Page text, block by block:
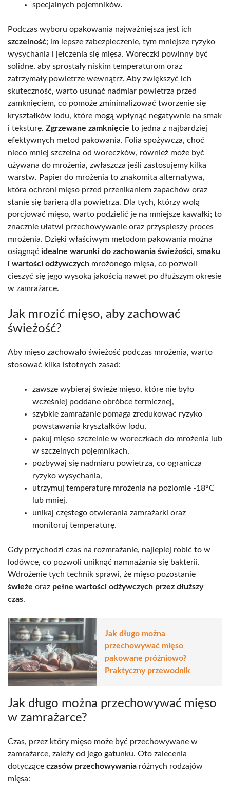
specjalnych pojemników.
Podczas wyboru opakowania najważniejsza jest ich
szczelność; im lepsze zabezpieczenie, tym mniejsze ryzyko
wysychania i jełczenia się mięsa. Woreczki powinny być
solidne, aby sprostały niskim temperaturom oraz
zatrzymały powietrze wewnątrz. Aby zwiększyć ich
skuteczność, warto usunąć nadmiar powietrza przed
zamknięciem, co pomoże zminimalizować tworzenie się
kryształków lodu, które mogą wpłynąć negatywnie na smak
i teksturę. Zgrzewane zamknięcie to jedna z najbardziej
efektywnych metod pakowania. Folia spożywcza, choć
nieco mniej szczelna od woreczków, również może być
używana do mrożenia, zwłaszcza jeśli zastosujemy kilka
warstw. Papier do mrożenia to znakomita alternatywa,
która ochroni mięso przed przenikaniem zapachów oraz
stanie się barierą dla powietrza. Dla tych, którzy wolą
porcjować mięso, warto podzielić je na mniejsze kawałki; to
znacznie ułatwi przechowywanie oraz przyspieszy proces
mrożenia. Dzięki właściwym metodom pakowania można
osiągnąć idealne warunki do zachowania świeżości, smaku
i wartości odżywczych mrożonego mięsa, co pozwoli
cieszyć się jego wysoką jakością nawet po dłuższym okresie
w zamrażarce.
Jak mrozić mięso, aby zachować
świeżość?
Aby mięso zachowało świeżość podczas mrożenia, warto
stosować kilka istotnych zasad:
zawsze wybieraj świeże mięso, które nie było
wcześniej poddane obróbce termicznej,
szybkie zamrażanie pomaga zredukować ryzyko
powstawania kryształków lodu,
pakuj mięso szczelnie w woreczkach do mrożenia lub
w szczelnych pojemnikach,
pozbywaj się nadmiaru powietrza, co ogranicza
ryzyko wysychania,
utrzymuj temperaturę mrożenia na poziomie -18°C
lub mniej,
unikaj częstego otwierania zamrażarki oraz
monitoruj temperaturę.
Gdy przychodzi czas na rozmrażanie, najlepiej robić to w
lodówce, co pozwoli uniknąć namnażania się bakterii.
Wdrożenie tych technik sprawi, że mięso pozostanie
świeże oraz pełne wartości odżywczych przez dłuższy
czas.
Jak długo można
przechowywać mięso
pakowane próżniowo?
Praktyczny przewodnik
Jak długo można przechowywać mięso
w zamrażarce?
Czas, przez który mięso może być przechowywane w
zamrażarce, zależy od jego gatunku. Oto zalecenia
dotyczące czasów przechowywania różnych rodzajów
mięsa: